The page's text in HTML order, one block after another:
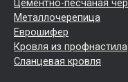
Цементно-песчаная
Металлочерепица
Еврошифер
Кровля из профнастила
Сланцевая кровля